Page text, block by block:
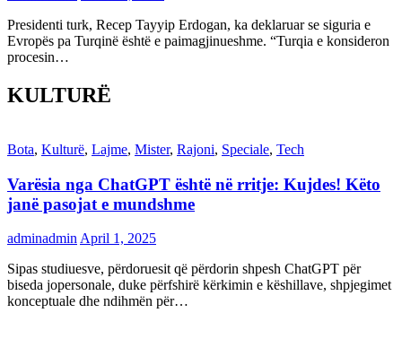
Presidenti turk, Recep Tayyip Erdogan, ka deklaruar se siguria e
Evropës pa Turqinë është e paimagjinueshme. “Turqia e konsideron
procesin…
KULTURË
Bota, Kulturë, Lajme, Mister, Rajoni, Speciale, Tech
Varësia nga ChatGPT është në rritje: Kujdes! Këto
janë pasojat e mundshme
adminadmin April 1, 2025
Sipas studiuesve, përdoruesit që përdorin shpesh ChatGPT për
biseda jopersonale, duke përfshirë kërkimin e këshillave, shpjegimet
konceptuale dhe ndihmën për…